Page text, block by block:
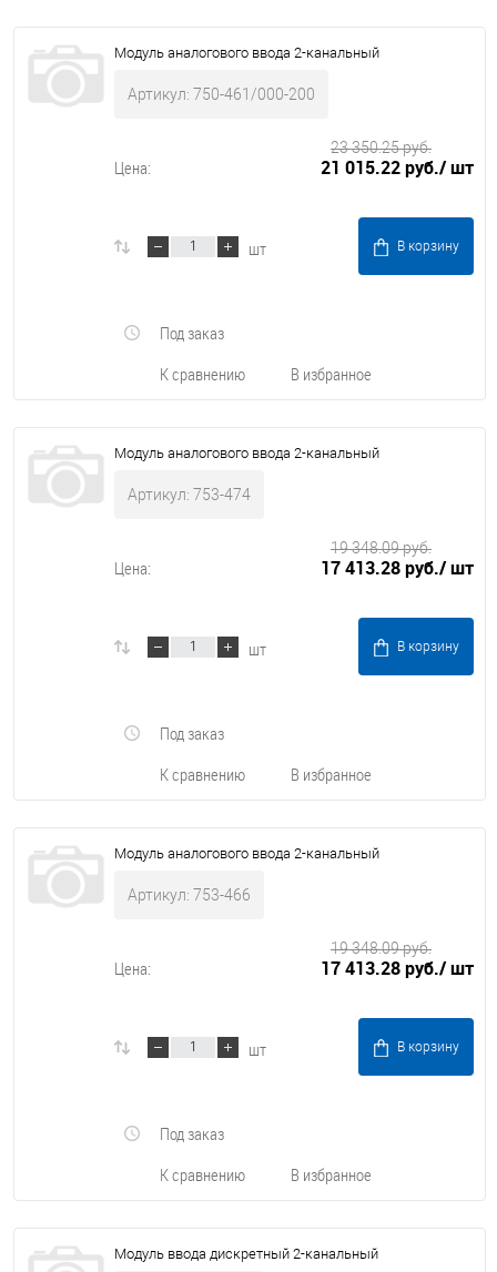
Модуль аналогового ввода 2-канальный
Артикул: 750-461/000-200
Цена: 21 015.22 руб./ шт
23 350.25 руб.
шт В корзину
К сравнению В избранное
Под заказ
Модуль аналогового ввода 2-канальный
Артикул: 753-474
Цена: 17 413.28 руб./ шт
19 348.09 руб.
шт В корзину
К сравнению В избранное
Под заказ
Модуль аналогового ввода 2-канальный
Артикул: 753-466
Цена: 17 413.28 руб./ шт
19 348.09 руб.
шт В корзину
К сравнению В избранное
Под заказ
Модуль ввода дискретный 2-канальный